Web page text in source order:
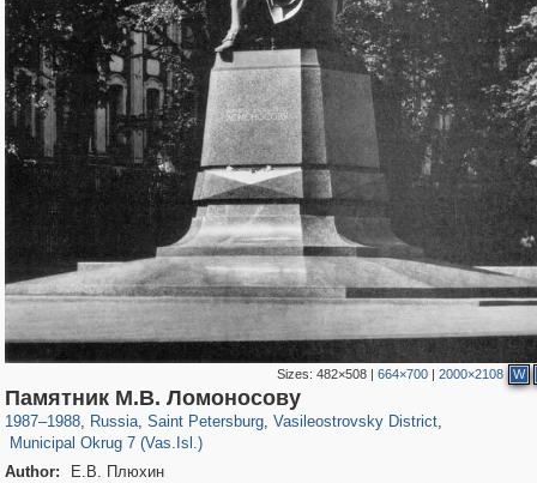
Sizes: 482×508| 664×700| 2000×2108 W
Памятник М.В. Ломоносову
1987–1988, Russia
1,407,276 29,248
, Saint Petersburg
197,255 5,714
, Vasileostrovsky District
14,282
,
Municipal Okrug 7 (Vas.Isl.)
9,208 456
Author:
Е.В. Плюхин